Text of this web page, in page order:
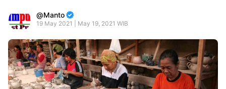
Manto
19 May 2021 | May 19, 2021 WIB